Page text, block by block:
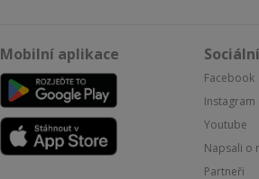
Mobilní aplikace
Facebook
Instagram
Youtube
Napsali o
Partneři